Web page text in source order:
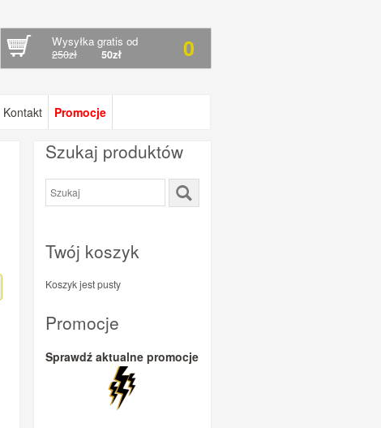
Wysyłka gratis od
250zł 50zł 0
Kontakt Promocje
Szukaj produktów
Twój koszyk
Koszyk jest pusty
Promocje
Sprawdź aktualne promocje